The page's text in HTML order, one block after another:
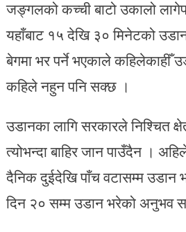
जङ्गलको कच्ची बाटो उकालो
यहाँबाट १५ देखि ३० मिनेटको
बेगमा भर पर्ने भएकाले कहिलेकाहीँ
कहिले नहुन पनि सक्छ ।
उडानका लागि सरकारले निश्चित
त्योभन्दा बाहिर जान पाउँदैन ।
दैनिक दुईदेखि पाँच वटासम्म
दिन २० सम्म उडान भरेको अनुभव